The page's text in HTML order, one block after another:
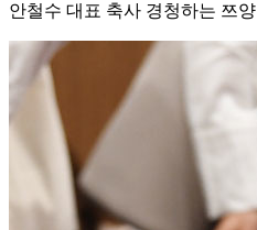
안철수 대표 축사 경청하는 쯔양